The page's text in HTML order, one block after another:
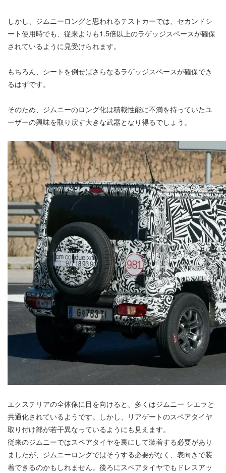
しかし、ジムニーロングと思われるテストカーでは、セカンドシ
ート使用時でも、従来よりも1.5倍以上のラゲッジスペースが確保
されているように見受けられます。
もちろん、シートを倒せばさらなるラゲッジスペースが確保でき
るはずです。
そのため、ジムニーのロング化は積載性能に不満を持っていたユ
ーザーの興味を取り戻す大きな武器となり得るでしょう。
エクステリアの全体像に目を向けると、多くはジムニー シエラと
共通化されているようです。しかし、リアゲートのスペアタイヤ
取り付け部が若干異なっているようにも見えます。
従来のジムニーではスペアタイヤを裏にして装着する必要があり
ましたが、ジムニーロングではそうする必要がなく、表向きで装
着できるのかもしれません。後ろにスペアタイヤでもドレスアッ